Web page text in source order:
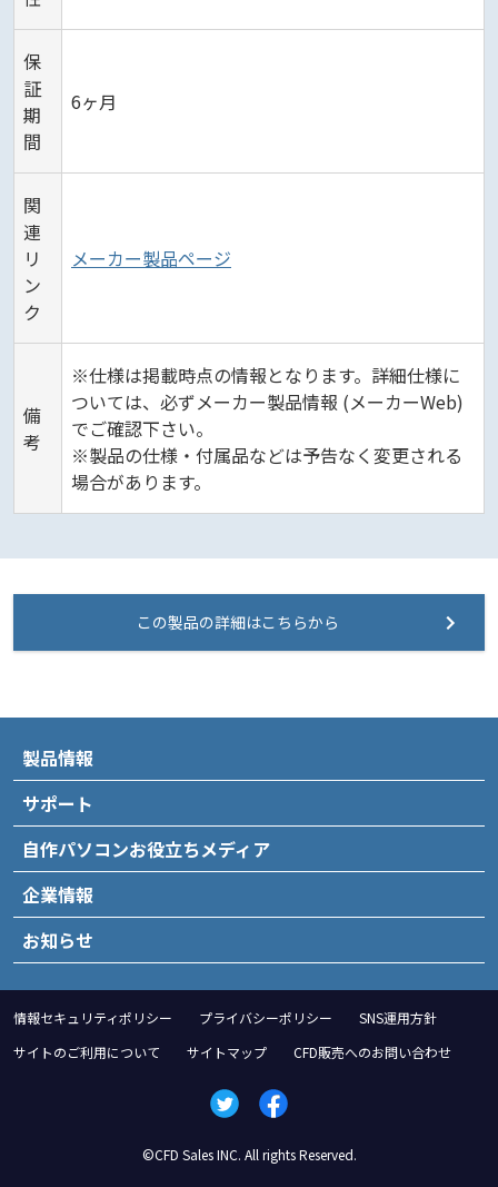
保
証
期
間
6ヶ月
関
連
リ
ン
ク
メーカー製品ページ
備
考
※仕様は掲載時点の情報となります。詳細仕様に
ついては、必ずメーカー製品情報 (メーカーWeb)
でご確認下さい。
※製品の仕様・付属品などは予告なく変更される
場合があります。
この製品の詳細はこちらから
製品情報
サポート
自作パソコンお役立ちメディア
企業情報
お知らせ
情報セキュリティポリシー プライバシーポリシー
SNS運用方針
サイトのご利用について
サイトマップ CFD販売へのお問い合わせ
©CFD Sales INC. All rights Reserved.